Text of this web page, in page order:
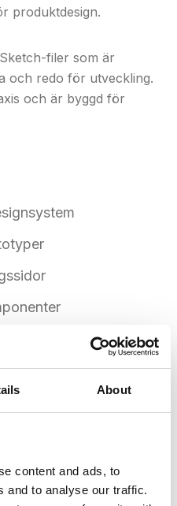
About
content and ads, to
and to analyse our traffic.
produktdesign.
filer som är
och redo för utveckling.
och är byggd för
du obegränsad tillgång
designer är